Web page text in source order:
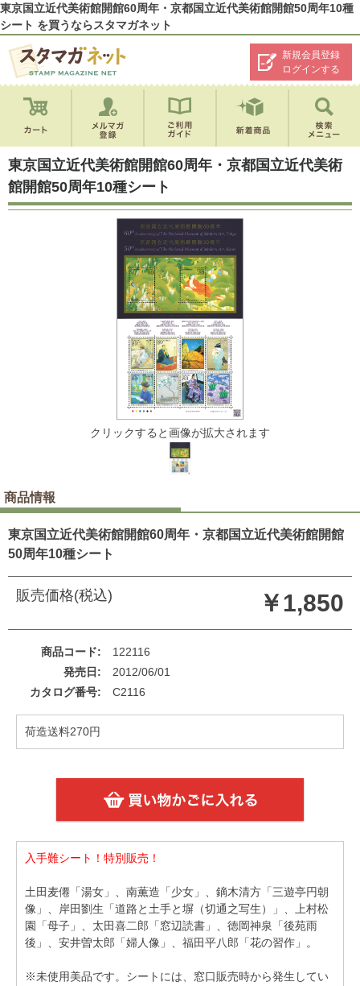
東京国立近代美術館開館60周年・京都国立近代美術館開館50周年10種
シート を買うならスタマガネット
新規会員登録
ログインする
東京国立近代美術館開館60周年・京都国立近代美術
館開館50周年10種シート
クリックすると画像が拡大されます
商品情報
東京国立近代美術館開館60周年・京都国立近代美術館開館
50周年10種シート
販売価格(税込) ￥1,850
商品コード
122116
発売日
2012/06/01
カタログ番号
C2116
荷造送料270円
入手難シート！特別販売！
土田麦僊「湯女」、南薫造「少女」、鏑木清方「三遊亭円朝
像」、岸田劉生「道路と土手と塀（切通之写生）」、上村松
園「母子」、太田喜二郎「窓辺読書」、徳岡神泉「後苑雨
後」、安井曽太郎「婦人像」、福田平八郎「花の習作」。
※未使用美品です。シートには、窓口販売時から発生してい